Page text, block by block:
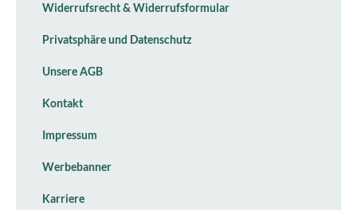
Widerrufsrecht & Widerrufsformular
Privatsphäre und Datenschutz
Unsere AGB
Kontakt
Impressum
Werbebanner
Karriere